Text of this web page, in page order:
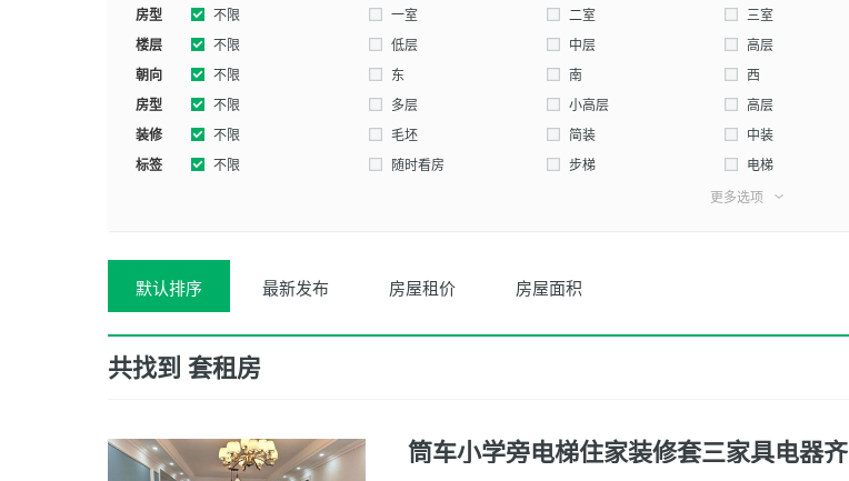
160-180平米
180-200平米 200-300平米 300-0平米
房型
不限 一室 二室 三室
五室以上
楼层
不限 低层 中层
高层
朝向
不限 东 南 西
西南
东北 西北
房型
不限 多层 小高层 高层
装修
不限 毛坯 简装 中装
标签
不限 随时看房 步梯
电梯
更多选项
默认排序 最新发布 房屋租价 房屋面积
共找到 套租房
筒车小学旁电梯住家装修套三家具电器齐